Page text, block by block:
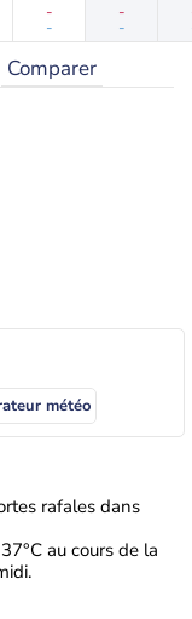
-
-
-
-
Comparer
météo
rafales dans
au cours de la